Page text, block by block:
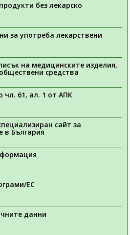
без лекарско
за употреба лекарствени
на медицинските изделия,
средства
чл. 61, ал. 1 от АПК
сайт за
в България
ЕС
данни